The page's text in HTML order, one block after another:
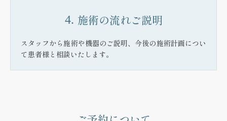
4. 施術の流れご説明
スタッフから施術や機器のご説明、今後の施術計画につい
て患者様と相談いたします。